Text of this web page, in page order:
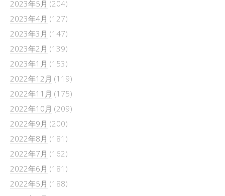
2023年5月 (204)
2023年4月 (127)
2023年3月 (147)
2023年2月 (139)
2023年1月 (153)
2022年12月 (119)
2022年11月 (175)
2022年10月 (209)
2022年9月 (200)
2022年8月 (181)
2022年7月 (162)
2022年6月 (181)
2022年5月 (188)